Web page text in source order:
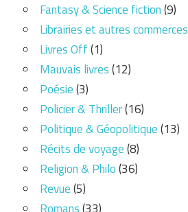
Fantasy & Science fiction(9)
Librairies et autres commerces
Livres Off(1)
Mauvais livres(12)
Poésie(3)
Policier & Thriller(16)
Politique & Géopolitique(13)
Récits de voyage(8)
Religion & Philo(36)
Revue(5)